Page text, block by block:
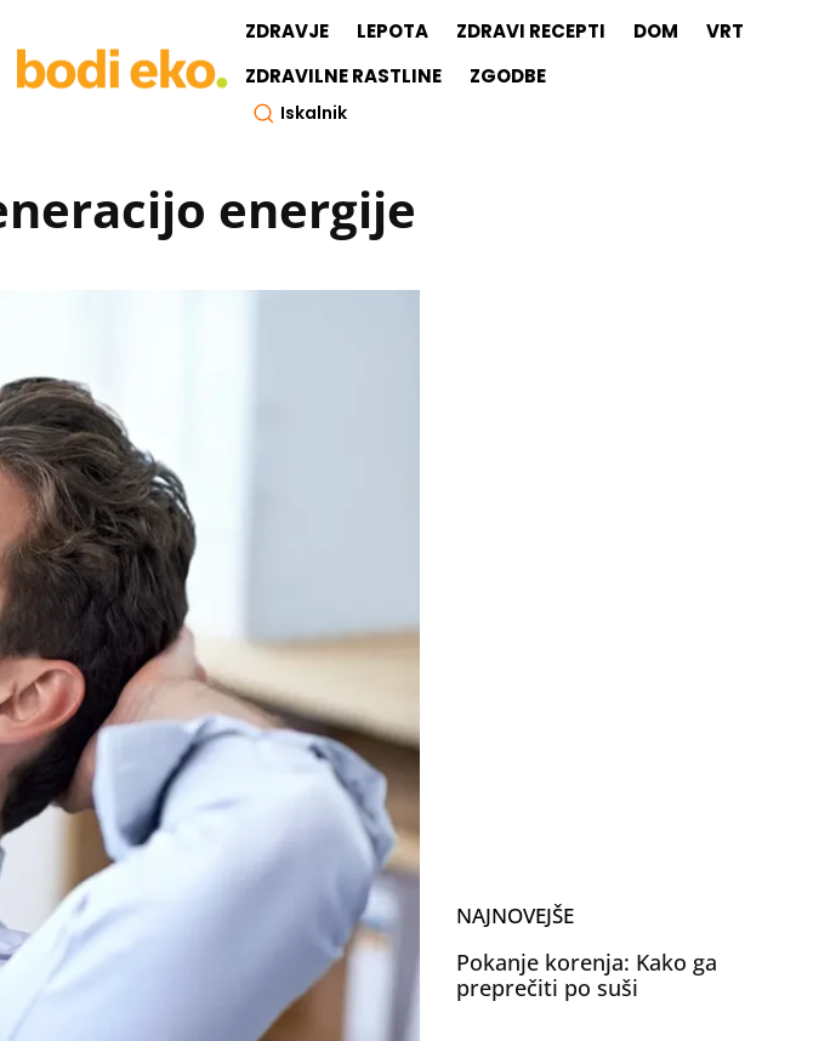
ZDRAVJE LEPOTA ZDRAVI RECEPTI DOM
VRT
ZDRAVILNE RASTLINE
ZGODBE
Iskalnik
energije
NAJNOVEJŠE
Pokanje korenja: Kako ga
preprečiti po suši